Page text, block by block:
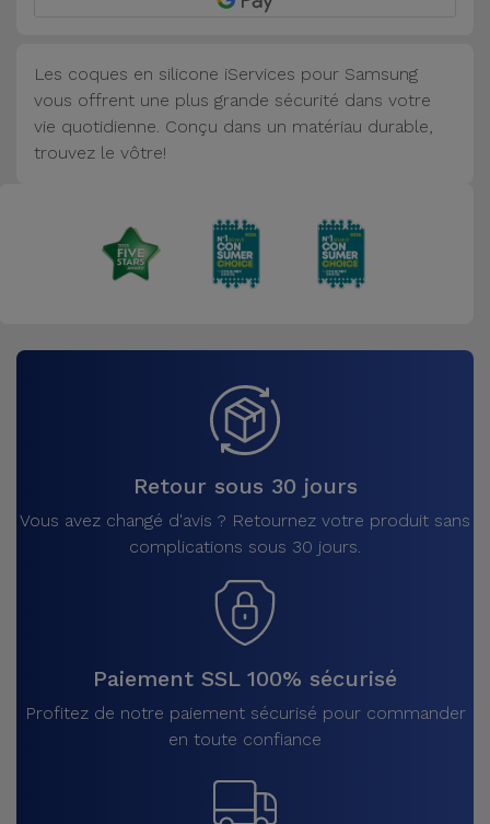
Mobilité,
Auto et
Vélo
Accessoires
Les coques en silicone iServices pour Samsung
vous offrent une plus grande sécurité dans votre
vie quotidienne. Conçu dans un matériau durable,
trouvez le vôtre!
Retour sous 30 jours
Vous avez changé d'avis ? Retournez votre produit sans
complications sous 30 jours.
Paiement SSL 100% sécurisé
Profitez de notre paiement sécurisé pour commander
en toute confiance